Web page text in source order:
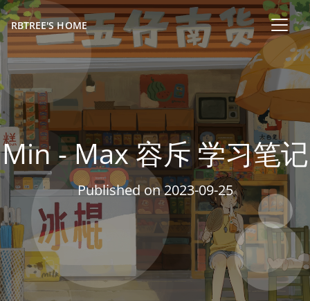
RBTREE'S HOME
Min - Max 容斥 学习笔记
Published on2023-09-25